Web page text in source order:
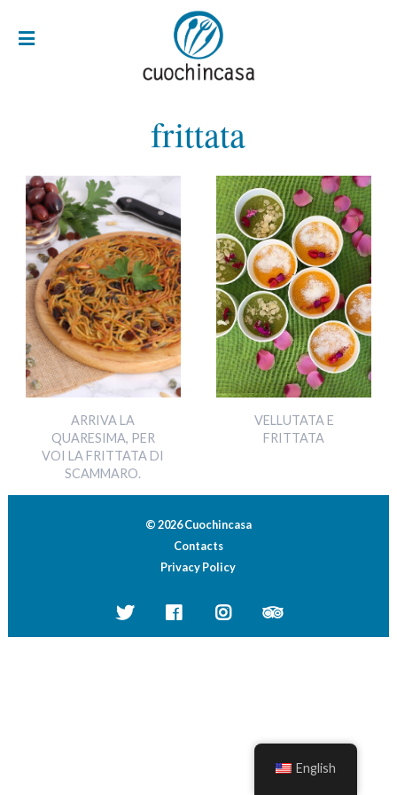
frittata
ARRIVA LA
QUARESIMA, PER
VOI LA FRITTATA DI
SCAMMARO.
VELLUTATA E
FRITTATA
© 2026 Cuochincasa
Contacts
Privacy Policy
English